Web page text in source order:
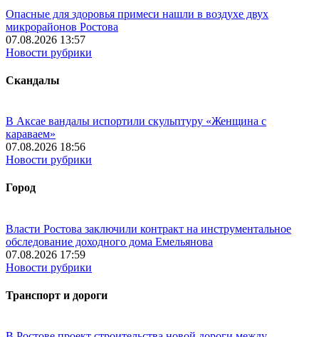
Опасные для здоровья примеси нашли в воздухе двух
микрорайонов Ростова
07.08.2026 13:57
Новости рубрики
Скандалы
В Аксае вандалы испортили скульптуру «Женщина с
караваем»
07.08.2026 18:56
Новости рубрики
Город
Власти Ростова заключили контракт на инструментальное
обследование доходного дома Емельянова
07.08.2026 17:59
Новости рубрики
Транспорт и дороги